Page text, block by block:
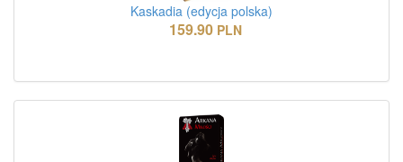
Kaskadia (edycja polska)
159.90 PLN